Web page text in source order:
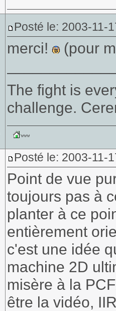
Posté le: 2003-11-
merci!
(pour
The fight is
challenge.
Posté le: 2003-11-
Point de vue
toujours pas à
planter à ce
entièrement
c'est une idée
machine 2D
misère à la
être la vidéo,